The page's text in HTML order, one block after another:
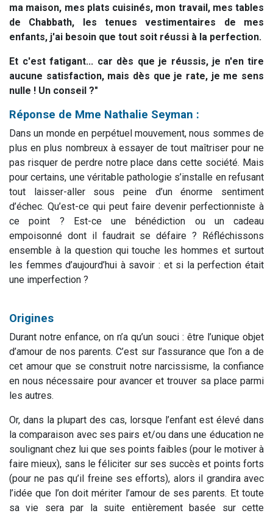
ma maison, mes plats cuisinés, mon travail, mes tables
de Chabbath, les tenues vestimentaires de mes
enfants, j'ai besoin que tout soit réussi à la perfection.
Et c'est fatigant... car dès que je réussis, je n'en tire
aucune satisfaction, mais dès que je rate, je me sens
nulle ! Un conseil ?"
Réponse de Mme Nathalie Seyman :
Dans un monde en perpétuel mouvement, nous sommes de
plus en plus nombreux à essayer de tout maîtriser pour ne
pas risquer de perdre notre place dans cette société. Mais
pour certains, une véritable pathologie s’installe en refusant
tout laisser-aller sous peine d’un énorme sentiment
d’échec. Qu’est-ce qui peut faire devenir perfectionniste à
ce point ? Est-ce une bénédiction ou un cadeau
empoisonné dont il faudrait se défaire ? Réfléchissons
ensemble à la question qui touche les hommes et surtout
les femmes d’aujourd’hui à savoir : et si la perfection était
une imperfection ?
Origines
Durant notre enfance, on n’a qu’un souci : être l’unique objet
d’amour de nos parents. C’est sur l’assurance que l’on a de
cet amour que se construit notre narcissisme, la confiance
en nous nécessaire pour avancer et trouver sa place parmi
les autres.
Or, dans la plupart des cas, lorsque l’enfant est élevé dans
la comparaison avec ses pairs et/ou dans une éducation ne
soulignant chez lui que ses points faibles (pour le motiver à
faire mieux), sans le féliciter sur ses succès et points forts
(pour ne pas qu’il freine ses efforts), alors il grandira avec
l’idée que l’on doit mériter l’amour de ses parents. Et toute
sa vie sera par la suite entièrement basée sur cette